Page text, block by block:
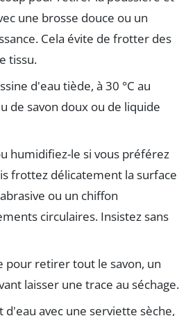
une brosse douce ou un
Cela évite de frotter des
tissu.
d'eau tiède, à 30 °C au
de savon doux ou de liquide
humidifiez-le si vous préférez
frottez délicatement la surface
ou un chiffon
circulaires. Insistez sans
pour retirer tout le savon, un
laisser une trace au séchage.
d'eau avec une serviette sèche,